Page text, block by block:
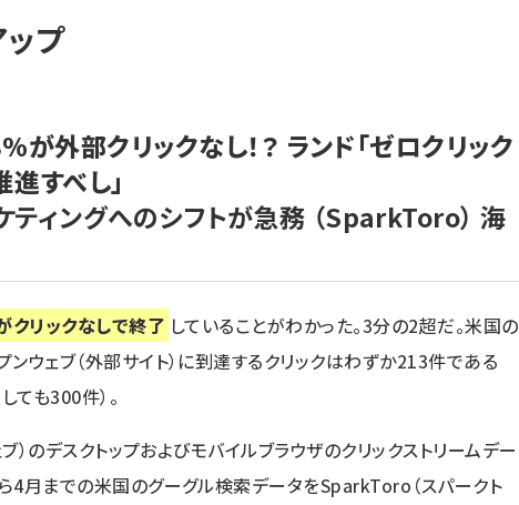
プ
外部クリックなし！？ ランド「ゼロクリック
すべし」
ティングへのシフトが急務 （SparkToro）海
リックなしで終了 していることがわかった。3分の2超だ。米国の
ウェブ（外部サイト）に到達するクリックはわずか213件である
ても300件）。
のデスクトップおよびモバイルブラウザのクリックストリームデー
4月までの米国のグーグル検索データをSparkToro（スパークト